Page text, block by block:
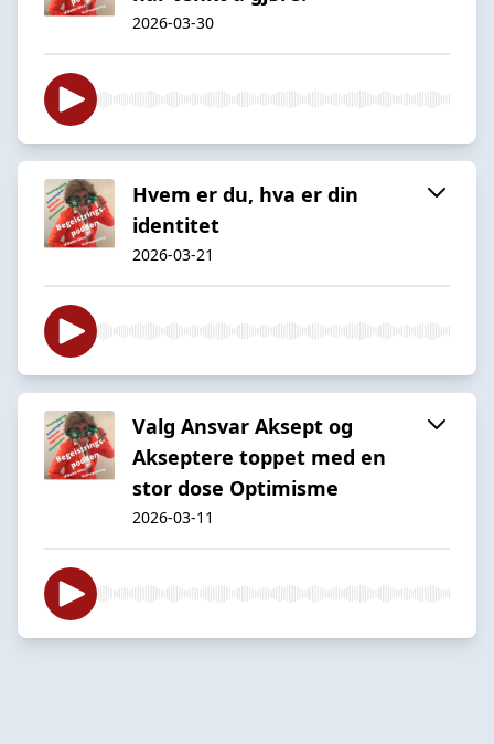
2026-03-30
Hvem er du, hva er din
identitet
2026-03-21
Valg Ansvar Aksept og
Akseptere toppet med en
stor dose Optimisme
2026-03-11